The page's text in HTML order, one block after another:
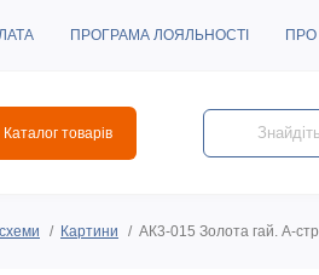
ПРОГРАМА ЛОЯЛЬНОСТІ
Каталог товарів
Картини АК3-015 Золота гай. А-